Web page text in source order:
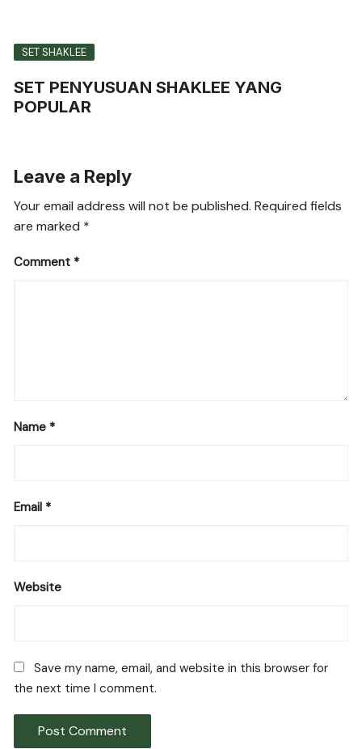
SET SHAKLEE
SET PENYUSUAN SHAKLEE YANG
POPULAR
Leave a Reply
Your email address will not be published. Required fields
are marked *
Comment *
Name *
Email *
Website
Save my name, email, and website in this browser for
the next time I comment.